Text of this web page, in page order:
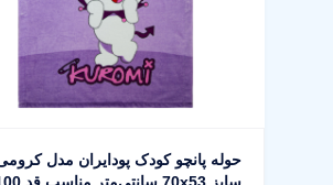
حوله پانچو کودک پودایران مدل